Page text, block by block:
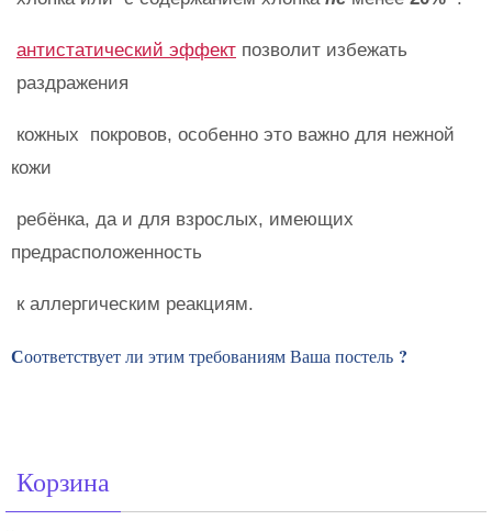
антистатический эффект позволит избежать
раздражения
кожных покровов, особенно это важно для нежной
кожи
ребёнка, да и для взрослых, имеющих
предрасположенность
к аллергическим реакциям.
Соответствует ли этим требованиям Ваша постель ?
Корзина